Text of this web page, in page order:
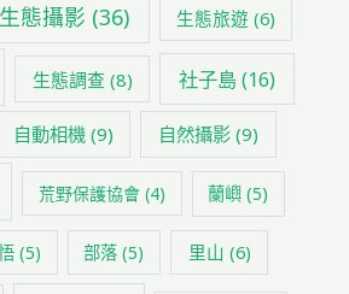
生態攝影 (36) 生態旅遊 (6)
生態調查(8) 社子島(16)
自動相機(9) 自然攝影 (9)
荒野保護協會(4) 蘭嶼 (5)
(5) 部落 (5) 里山 (6)